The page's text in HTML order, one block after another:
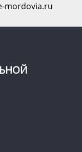
mordovia.ru